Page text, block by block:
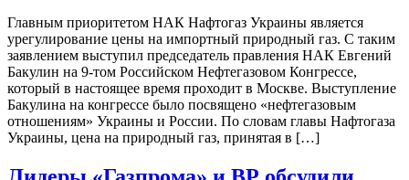
Главным приоритетом НАК Нафтогаз Украины является
урегулирование цены на импортный природный газ. С таким
заявлением выступил председатель правления НАК Евгений
Бакулин на 9-том Российском Нефтегазовом Конгрессе,
который в настоящее время проходит в Москве. Выступление
Бакулина на конгрессе было посвящено «нефтегазовым
отношениям» Украины и России. По словам главы Нафтогаза
Украины, цена на природный газ, принятая в […]